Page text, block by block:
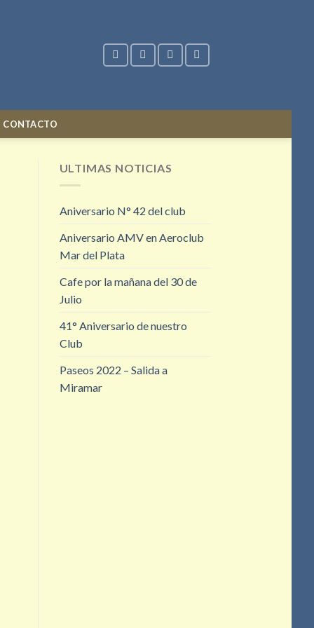
CONTACTO
ULTIMAS NOTICIAS
Aniversario N° 42 del club
Aniversario AMV en Aeroclub
Mar del Plata
Cafe por la mañana del 30 de
Julio
41° Aniversario de nuestro
Club
Paseos 2022 – Salida a
Miramar